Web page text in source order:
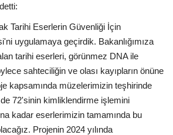
Tarihi Eserlerin Güvenliği İçin
uygulamaya geçirdik. Bakanlığımıza
tarihi eserleri, görünmez DNA ile
sahteciliğin ve olası kayıpların önüne
kapsamında müzelerimizin teşhirinde
72'sinin kimliklendirme işlemini
kadar eserlerimizin tamamında bu
Projenin 2024 yılında